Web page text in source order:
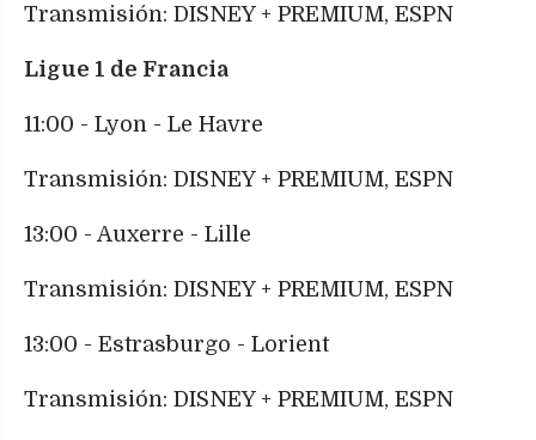
Transmisión: DISNEY + PREMIUM, ESPN
Ligue 1 de Francia
11:00 - Lyon - Le Havre
Transmisión: DISNEY + PREMIUM, ESPN
13:00 - Auxerre - Lille
Transmisión: DISNEY + PREMIUM, ESPN
13:00 - Estrasburgo - Lorient
Transmisión: DISNEY + PREMIUM, ESPN